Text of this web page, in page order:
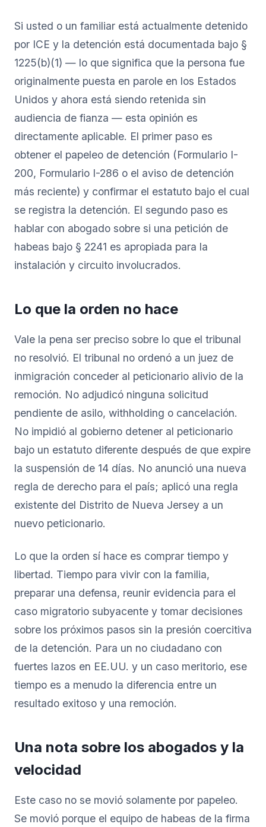
Si usted o un familiar está actualmente detenido
por ICE y la detención está documentada bajo §
1225(b)(1) — lo que significa que la persona fue
originalmente puesta en parole en los Estados
Unidos y ahora está siendo retenida sin
audiencia de fianza — esta opinión es
directamente aplicable. El primer paso es
obtener el papeleo de detención (Formulario I-
200, Formulario I-286 o el aviso de detención
más reciente) y confirmar el estatuto bajo el cual
se registra la detención. El segundo paso es
hablar con abogado sobre si una petición de
habeas bajo § 2241 es apropiada para la
instalación y circuito involucrados.
Lo que la orden no hace
Vale la pena ser preciso sobre lo que el tribunal
no resolvió. El tribunal no ordenó a un juez de
inmigración conceder al peticionario alivio de la
remoción. No adjudicó ninguna solicitud
pendiente de asilo, withholding o cancelación.
No impidió al gobierno detener al peticionario
bajo un estatuto diferente después de que expire
la suspensión de 14 días. No anunció una nueva
regla de derecho para el país; aplicó una regla
existente del Distrito de Nueva Jersey a un
nuevo peticionario.
Lo que la orden sí hace es comprar tiempo y
libertad. Tiempo para vivir con la familia,
preparar una defensa, reunir evidencia para el
caso migratorio subyacente y tomar decisiones
sobre los próximos pasos sin la presión coercitiva
de la detención. Para un no ciudadano con
fuertes lazos en EE.UU. y un caso meritorio, ese
tiempo es a menudo la diferencia entre un
resultado exitoso y una remoción.
Una nota sobre los abogados y la
velocidad
Este caso no se movió solamente por papeleo.
Se movió porque el equipo de habeas de la firma